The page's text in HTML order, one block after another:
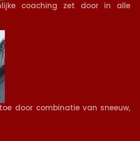
coaching zet door in alle
door combinatie van sneeuw,